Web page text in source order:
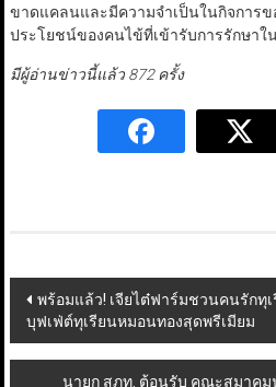
ขาดแคลนและมีความจำเป็นในกิจการข
ประโยชน์ของคนไข้ที่เข้ารับการรักษาใ
มีผู้อ่านข่าวนี้แล้ว 872 ครั้ง
Post
navigation
พร้อมแล้ว! เจียไต๋ฟาร์มชวนคนรักทุ
บุฟเฟ่ต์ทุเรียนหมอนทองสุดพรีเมียม
นายก สภท. ต้อนรับ คณะสมาคม